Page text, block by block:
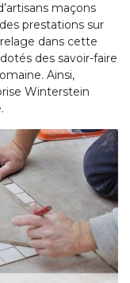
maçons
prestations sur
dans cette
des savoir-faire
Ainsi,
Winterstein